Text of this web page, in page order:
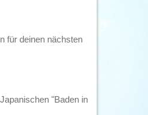
für deinen nächsten
"Baden in